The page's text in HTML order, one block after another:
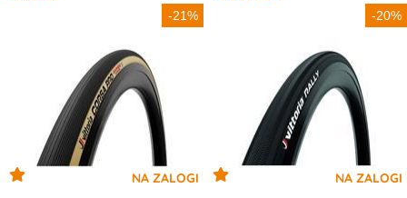
/mesec
-21% -20%